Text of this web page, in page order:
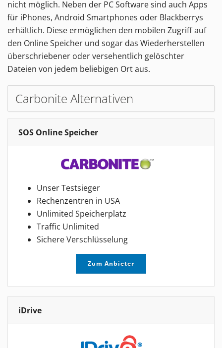
nicht möglich. Neben der PC Software sind auch Apps
für iPhones, Android Smartphones oder Blackberrys
erhältlich. Diese ermöglichen den mobilen Zugriff auf
den Online Speicher und sogar das Wiederherstellen
überschriebener oder versehentlich gelöschter
Dateien von jedem beliebigen Ort aus.
Carbonite Alternativen
SOS Online Speicher
Unser Testsieger
Rechenzentren in USA
Unlimited Speicherplatz
Traffic Unlimited
Sichere Verschlüsselung
Zum Anbieter
iDrive